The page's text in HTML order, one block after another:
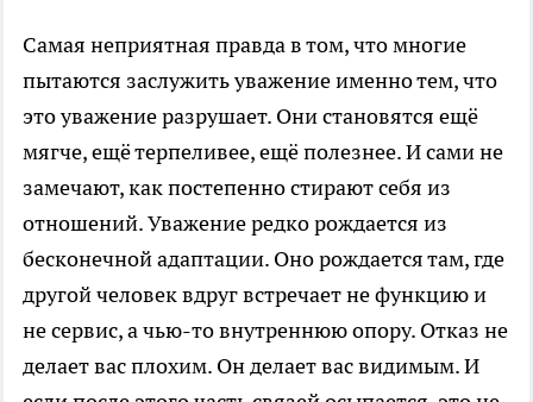
Самая неприятная правда в том, что многие
пытаются заслужить уважение именно тем, что
это уважение разрушает. Они становятся ещё
мягче, ещё терпеливее, ещё полезнее. И сами не
замечают, как постепенно стирают себя из
отношений. Уважение редко рождается из
бесконечной адаптации. Оно рождается там, где
другой человек вдруг встречает не функцию и
не сервис, а чью-то внутреннюю опору. Отказ не
делает вас плохим. Он делает вас видимым. И